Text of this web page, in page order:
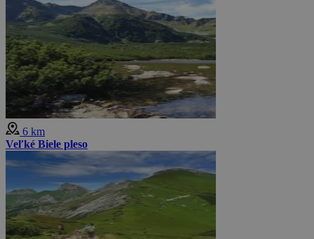
6 km
Veľké Biele pleso